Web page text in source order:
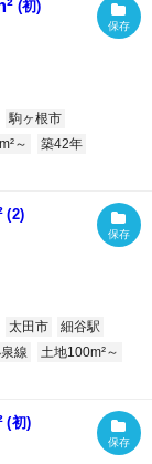
(初)
駒ヶ根市
～
築42年
(2)
太田市
細谷駅
線
土地100m²～
(初)